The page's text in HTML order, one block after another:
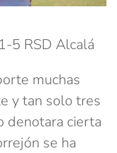
5 RSD Alcalá
muchas
y tan solo tres
denotara cierta
se ha